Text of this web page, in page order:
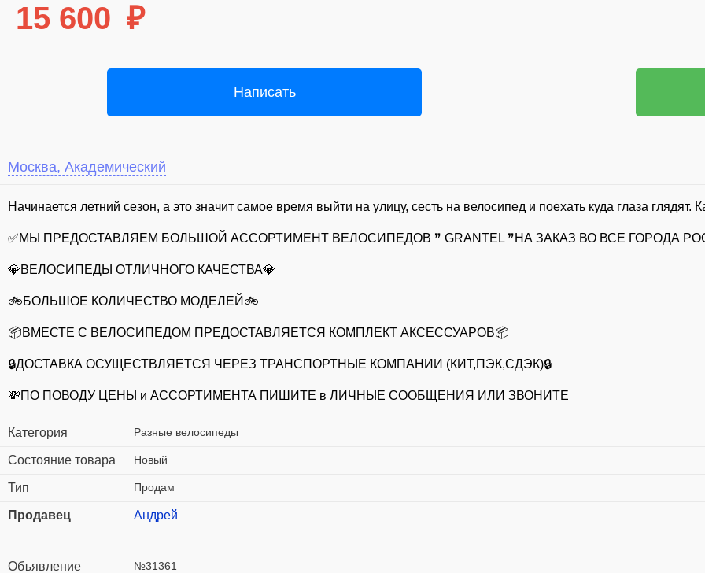
15 600 ₽
Написать
Москва, Академический
⁣Начинается летний сезон, а это значит самое время выйти на улицу, сесть на велосипед и поехать куда глаза глядят.
✅МЫ ПРЕДОСТАВЛЯЕМ БОЛЬШОЙ АССОРТИМЕНТ ВЕЛОСИПЕДОВ ❞ GRANTEL ❞НА ЗАКАЗ ВО ВСЕ ГОРОДА
💎ВЕЛОСИПЕДЫ ОТЛИЧНОГО КАЧЕСТВА💎
🚲БОЛЬШОЕ КОЛИЧЕСТВО МОДЕЛЕЙ🚲
📦ВМЕСТЕ С ВЕЛОСИПЕДОМ ПРЕДОСТАВЛЯЕТСЯ КОМПЛЕКТ АКСЕССУАРОВ📦
🔒ДОСТАВКА ОСУЩЕСТВЛЯЕТСЯ ЧЕРЕЗ ТРАНСПОРТНЫЕ КОМПАНИИ (КИТ,ПЭК,СДЭК)🔒
💸ПО ПОВОДУ ЦЕНЫ и АССОРТИМЕНТА ПИШИТЕ в ЛИЧНЫЕ СООБЩЕНИЯ ИЛИ ЗВОНИТЕ
Категория Разные велосипеды
Состояние товара Новый
Тип Продам
Продавец Андрей
Объявление №31361